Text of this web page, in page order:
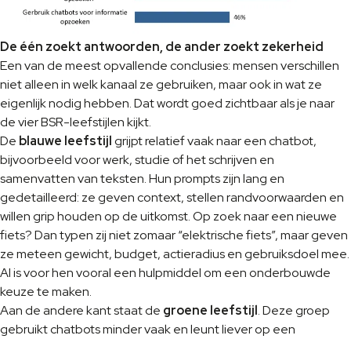
De één zoekt antwoorden, de ander zoekt zekerheid
Een van de meest opvallende conclusies: mensen verschillen
niet alleen in welk kanaal ze gebruiken, maar ook in wat ze
eigenlijk nodig hebben. Dat wordt goed zichtbaar als je naar
de vier BSR-leefstijlen kijkt.
De blauwe leefstijlgrijpt relatief vaak naar een chatbot,
bijvoorbeeld voor werk, studie of het schrijven en
samenvatten van teksten. Hun prompts zijn lang en
gedetailleerd: ze geven context, stellen randvoorwaarden en
willen grip houden op de uitkomst. Op zoek naar een nieuwe
fiets? Dan typen zij niet zomaar “elektrische fiets”, maar geven
ze meteen gewicht, budget, actieradius en gebruiksdoel mee.
AI is voor hen vooral een hulpmiddel om een onderbouwde
keuze te maken.
Aan de andere kant staat de groene leefstijl. Deze groep
gebruikt chatbots minder vaak en leunt liever op een